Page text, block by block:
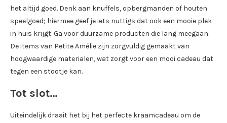
het altijd goed. Denk aan knuffels, opbergmanden of houten
speelgoed; hiermee geef je iets nuttigs dat ook een mooie plek
in huis krijgt. Ga voor duurzame producten die lang meegaan.
De items van Petite Amélie zijn zorgvuldig gemaakt van
hoogwaardige materialen, wat zorgt voor een mooi cadeau dat
tegen een stootje kan.
Tot slot…
Uiteindelijk draait het bij het perfecte kraamcadeau om de